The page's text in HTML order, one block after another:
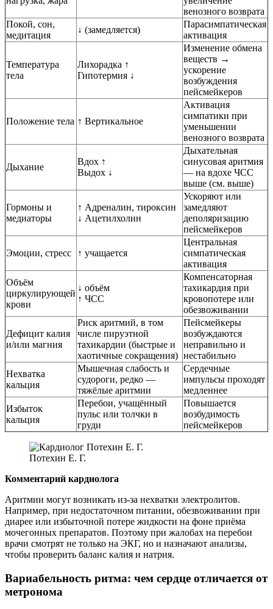
венозного возврата
Покой, сон,
медитация
↓ (замедляется)
Парасимпатическая
активация
Температура
тела
Лихорадка ↑
Гипотермия ↓
Изменение обмена
веществ →
ускорение
возбуждения
пейсмейкеров
Положение тела ↑ Вертикальное
Активация
симпатики при
уменьшении
венозного возврата
Дыхание
Вдох ↑
Выдох ↓
Дыхательная
синусовая аритмия
— на вдохе ЧСС
выше (см. выше)
Гормоны и
медиаторы
↑ Адреналин, тироксин
↓ Ацетилхолин
Ускоряют или
замедляют
деполяризацию
пейсмейкеров
Эмоции, стресс ↑ учащается
Центральная
симпатическая
активация
Объём
циркулирующей
крови
↓ объём
↑ ЧСС
Компенсаторная
тахикардия при
кровопотере или
обезвоживании
Дефицит калия
и/или магния
Риск аритмий, в том
числе пируэтной
тахикардии (быстрые и
хаотичные сокращения)
Пейсмейкеры
возбуждаются
неправильно и
нестабильно
Нехватка
кальция
Мышечная слабость и
судороги, редко —
тяжёлые аритмии
Сердечные
импульсы проходят
медленнее
Избыток
кальция
Перебои, учащённый
пульс или толчки в
груди
Повышается
возбудимость
пейсмейкеров
Потехин Е. Г.
Комментарий кардиолога
Аритмии могут возникать из-за нехватки электролитов.
Например, при недостаточном питании, обезвоживании при
диарее или избыточной потере жидкости на фоне приёма
мочегонных препаратов. Поэтому при жалобах на перебои
врачи смотрят не только на ЭКГ, но и назначают анализы,
чтобы проверить баланс калия и натрия.
Вариабельность ритма: чем сердце отличается от
метронома